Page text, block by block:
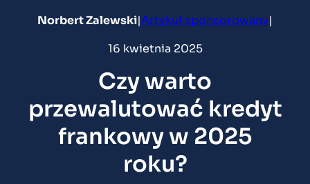
Norbert Zalewski|Artykuł sponsorowany|
16 kwietnia 2025
Czy warto
przewalutować kredyt
frankowy w 2025
roku?